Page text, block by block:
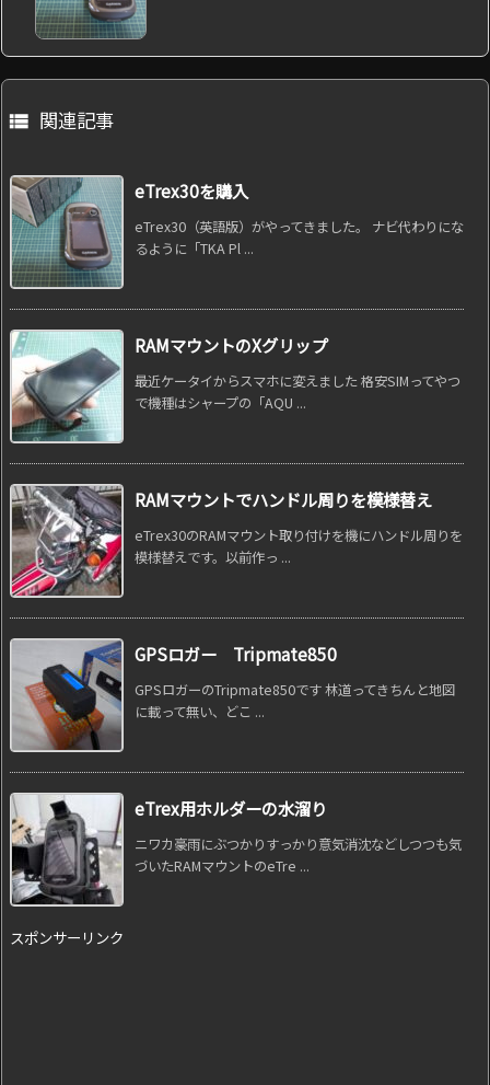
 関連記事
eTrex30を購入
eTrex30（英語版）がやってきました。 ナビ代わりにな
るように「TKA Pl ...
RAMマウントのXグリップ
最近ケータイからスマホに変えました 格安SIMってやつ
で機種はシャープの「AQU ...
RAMマウントでハンドル周りを模様替え
eTrex30のRAMマウント取り付けを機にハンドル周りを
模様替えです。以前作っ ...
GPSロガー Tripmate850
GPSロガーのTripmate850です 林道ってきちんと地図
に載って無い、どこ ...
eTrex用ホルダーの水溜り
ニワカ豪雨にぶつかりすっかり意気消沈などしつつも気
づいたRAMマウントのeTre ...
スポンサーリンク